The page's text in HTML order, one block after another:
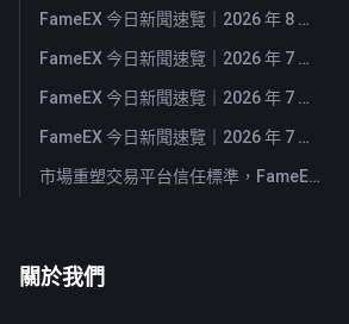
FameEX 今日新聞速覽｜2026 年 8 月 3 日
FameEX 今日新聞速覽｜2026 年 7 月 31 日
FameEX 今日新聞速覽｜2026 年 7 月 30 日
FameEX 今日新聞速覽｜2026 年 7 月 29 日
市場重塑交易平台信任標準，FameEX 以八年穩健營運持續服務全球用戶
關於我們